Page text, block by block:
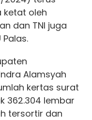
ketat oleh
dan TNI juga
Palas.
Alamsyah
kertas surat
362.304 lembar
tersortir dan